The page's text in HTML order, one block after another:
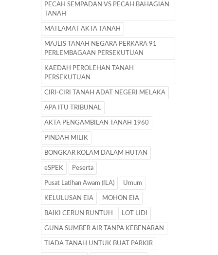
PECAH SEMPADAN VS PECAH BAHAGIAN
TANAH
MATLAMAT AKTA TANAH
MAJLIS TANAH NEGARA PERKARA 91
PERLEMBAGAAN PERSEKUTUAN
KAEDAH PEROLEHAN TANAH
PERSEKUTUAN
CIRI-CIRI TANAH ADAT NEGERI MELAKA
APA ITU TRIBUNAL
AKTA PENGAMBILAN TANAH 1960
PINDAH MILIK
BONGKAR KOLAM DALAM HUTAN
eSPEK Peserta
Pusat Latihan Awam (ILA) Umum
KELULUSAN EIA MOHON EIA
BAIKI CERUN RUNTUH LOT LIDI
GUNA SUMBER AIR TANPA KEBENARAN
TIADA TANAH UNTUK BUAT PARKIR